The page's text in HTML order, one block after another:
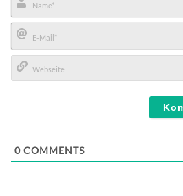
Name*
E-
Mail*
0 COMMENTS